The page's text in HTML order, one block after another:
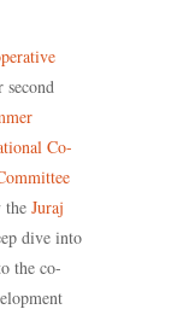
Co-
the Juraj
dive into
the co-